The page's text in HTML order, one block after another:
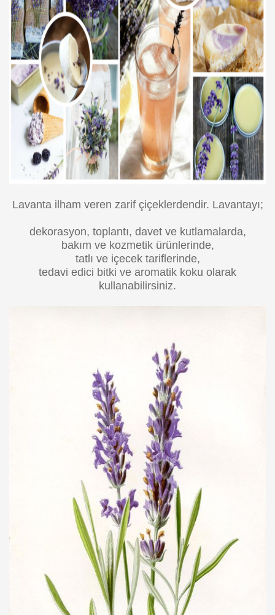
Lavanta ilham veren zarif çiçeklerdendir. Lavantayı;
dekorasyon, toplantı, davet ve kutlamalarda,
bakım ve kozmetik ürünlerinde,
tatlı ve içecek tariflerinde,
tedavi edici bitki ve aromatik koku olarak
kullanabilirsiniz.